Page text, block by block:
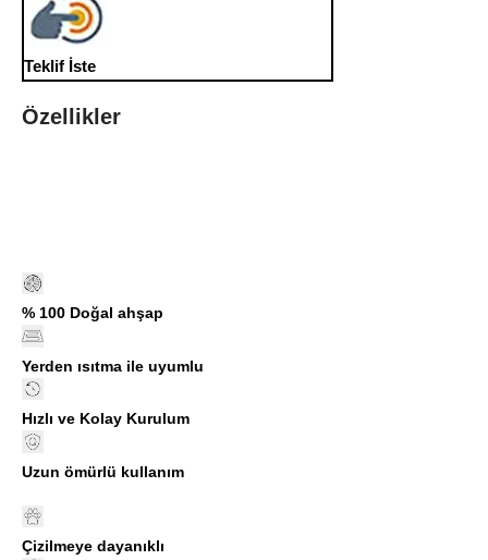
Teklif İste
Özellikler
% 100 Doğal ahşap
Yerden ısıtma ile uyumlu
Hızlı ve Kolay Kurulum
Uzun ömürlü kullanım
Çizilmeye dayanıklı